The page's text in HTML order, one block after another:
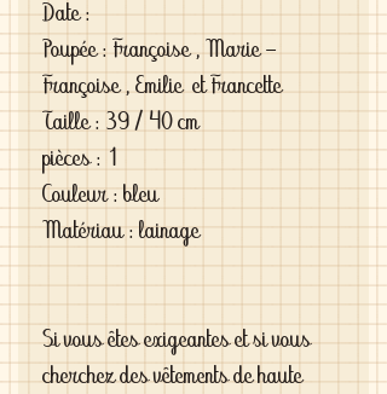
Date :
Poupée : Françoise , Marie -
Françoise , Emilie et Francette
Taille : 39 / 40 cm
pièces : 1
Couleur : bleu
Matériau : lainage
Si vous êtes exigeantes et si vous
cherchez des vêtements de haute